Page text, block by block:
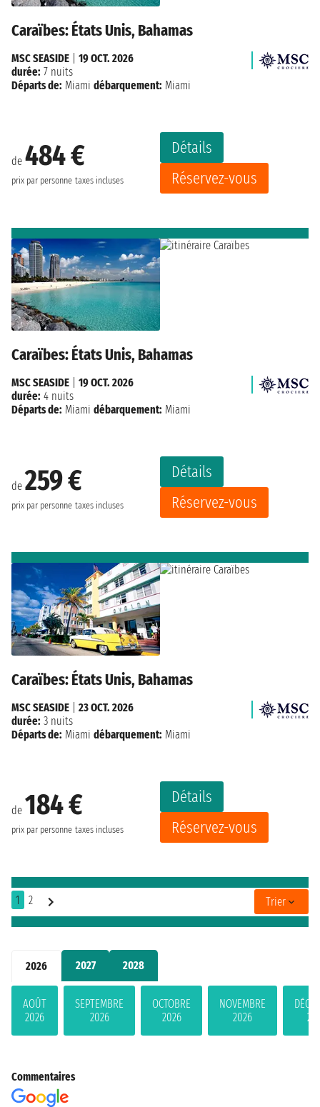
2026 2027 2028
AOÛT
2026
SEPTEMBRE
2026
OCTOBRE
2026
NOVEMBRE
2026
Caraïbes: États Unis, Bahamas
de 484 €
prix par personne taxes incluses
Détails
Réservez-vous
MSC SEASIDE
19 OCT. 2026
durée: 7 nuits
Départs de: Miami débarquement: Miami
Caraïbes: États Unis, Bahamas
de 259 €
prix par personne taxes incluses
Détails
Réservez-vous
MSC SEASIDE
19 OCT. 2026
durée: 4 nuits
Départs de: Miami débarquement: Miami
Caraïbes: États Unis, Bahamas
de 184 €
prix par personne taxes incluses
Détails
Réservez-vous
MSC SEASIDE
23 OCT. 2026
durée: 3 nuits
Départs de: Miami débarquement: Miami
1 2 Trier
Commentaires